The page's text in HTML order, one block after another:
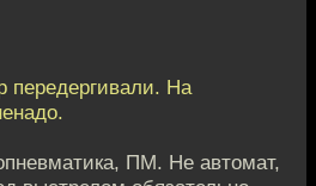
передергивали. На
ПМ. Не автомат,